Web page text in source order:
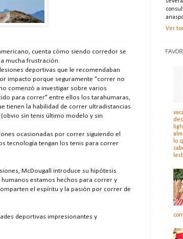
cuenta cómo siendo corredor se
mucha frustración.
deportivas que le recomendaban
impacto porque seguramente "correr no
comenzó a investigar sobre varios
para correr" entre ellos los tarahumaras,
tienen la habilidad de correr ultradistancias
sin tenis último modelo y sin
ocasionadas por correr siguiendo el
tecnología tengan los tenis para correr
McDougall introduce su hipótesis
estamos hechos para correr y
el espíritu y la pasión por correr de
deportivas impresionantes y
Ver
lo